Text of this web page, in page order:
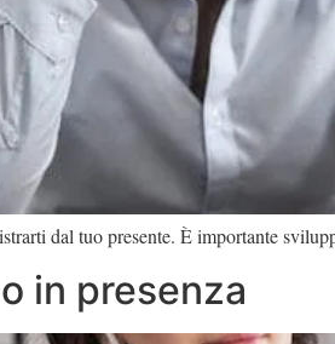
dal tuo presente. È importante
in presenza